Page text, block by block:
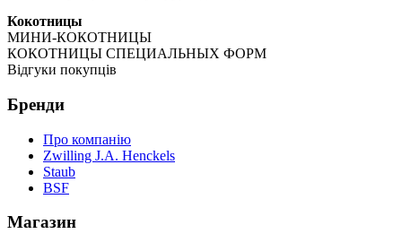
Кокотницы
МИНИ-КОКОТНИЦЫ
КОКОТНИЦЫ СПЕЦИАЛЬНЫХ ФОРМ
Відгуки покупців
Бренди
Про компанію
Zwilling J.A. Henckels
Staub
BSF
Магазин